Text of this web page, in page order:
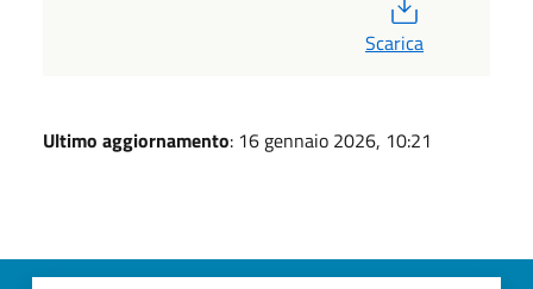
Scarica
Ultimo aggiornamento: 16 gennaio 2026, 10:21